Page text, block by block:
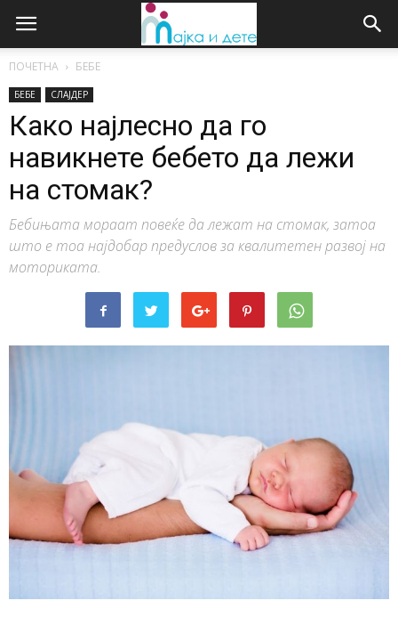
ПОЧЕТНА БЕБЕ
БЕБЕ СЛАЈДЕР
Како најлесно да го
навикнете бебето да лежи
на стомак?
Бебињата мораат повеќе да лежат на стомак, затоа
што е тоа најдобар предуслов за квалитетен развој на
моториката.